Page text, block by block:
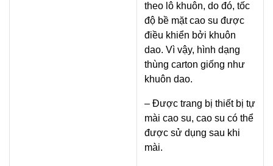
theo lô khuôn, do đó, tốc
độ bề mặt cao su được
điều khiển bởi khuôn
dao. Vì vậy, hình dạng
thùng carton giống như
khuôn dao.
– Được trang bị thiết bị tự
mài cao su, cao su có thể
được sử dụng sau khi
mài.